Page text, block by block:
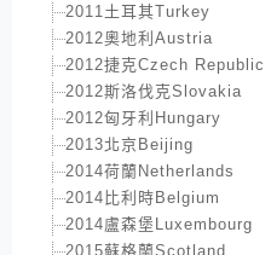
2011土耳其Turkey
2012奧地利Austria
2012捷克Czech Republic
2012斯洛伐克Slovakia
2012匈牙利Hungary
2013北京Beijing
2014荷蘭Netherlands
2014比利時Belgium
2014盧森堡Luxembourg
2015蘇格蘭Scotland